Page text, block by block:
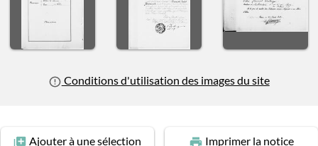
slide
Conditions d'utilisation des images du site
Ajouterà une sélection Imprimerla notice